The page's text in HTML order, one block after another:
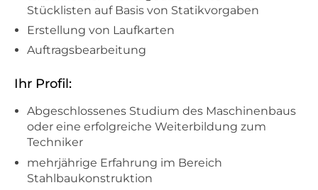
Stücklisten auf Basis von Statikvorgaben
Erstellung von Laufkarten
Auftragsbearbeitung
Ihr Profil:
Abgeschlossenes Studium des Maschinenbaus
oder eine erfolgreiche Weiterbildung zum
Techniker
mehrjährige Erfahrung im Bereich
Stahlbaukonstruktion